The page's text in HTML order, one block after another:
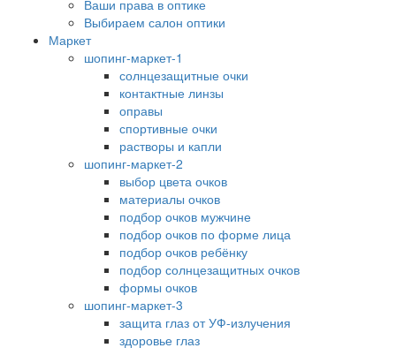
Ваши права в оптике
Выбираем салон оптики
Маркет
шопинг-маркет-1
солнцезащитные очки
контактные линзы
оправы
спортивные очки
растворы и капли
шопинг-маркет-2
выбор цвета очков
материалы очков
подбор очков мужчине
подбор очков по форме лица
подбор очков ребёнку
подбор солнцезащитных очков
формы очков
шопинг-маркет-3
защита глаз от УФ-излучения
здоровье глаз